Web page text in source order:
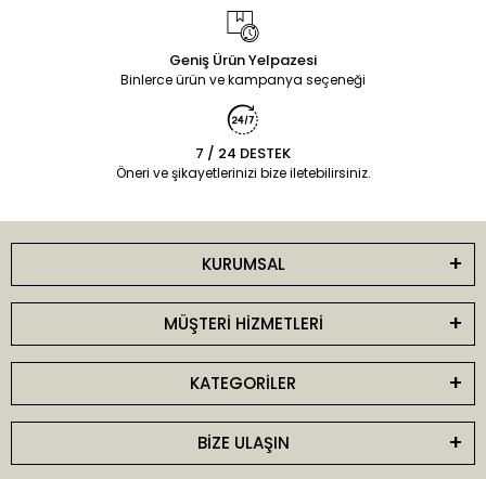
Geniş Ürün Yelpazesi
Binlerce ürün ve kampanya seçeneği
7 / 24 DESTEK
Öneri ve şikayetlerinizi bize iletebilirsiniz.
KURUMSAL
MÜŞTERİ HİZMETLERİ
KATEGORİLER
BİZE ULAŞIN